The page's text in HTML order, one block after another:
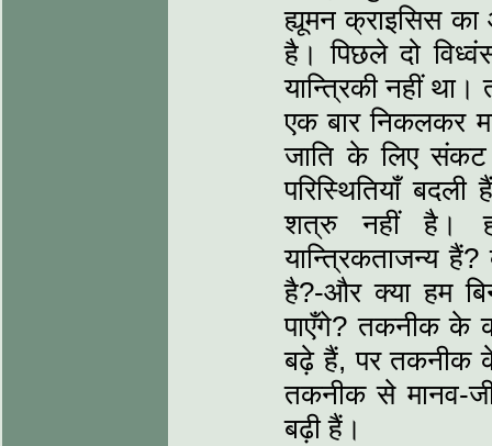
ह्यूमन क्राइसिस
है। पिछले दो
यान्त्रिकी नहीं
एक बार निकलकर
जाति के लिए
परिस्थितियाँ
शत्रु नहीं है।
यान्त्रिकताजन्य
है?-और क्या हम
पाएँगे? तकनीक के
बढ़े हैं, पर तकनीक के
तकनीक से मानव-
बढ़ी हैं।